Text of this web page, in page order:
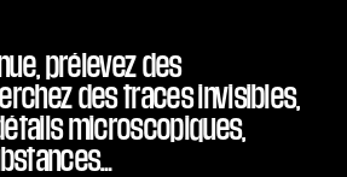
prélevez des
des traces invisibles,
microscopiques,